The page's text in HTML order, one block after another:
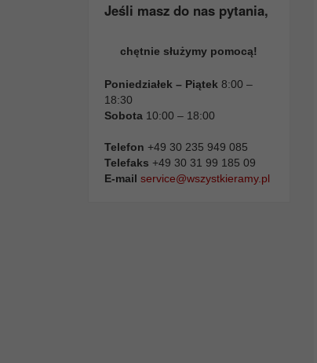
Jeśli masz do nas pytania,
chętnie służymy pomocą!
Poniedziałek – Piątek 8:00 –
18:30
Sobota 10:00 – 18:00
Telefon +49 30 235 949 085
Telefaks +49 30 31 99 185 09
E-mail service@wszystkieramy.pl